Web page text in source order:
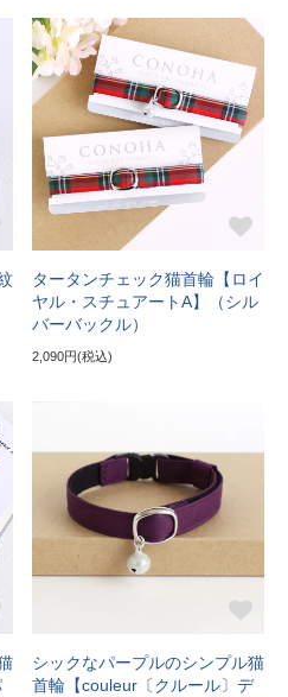
タータンチェック猫首輪【ロイ
ヤル・スチュアートA】（シル
バーバックル）
2,090円(税込)
シックなパープルのシンプル猫
首輪【couleur〔クルール〕デ